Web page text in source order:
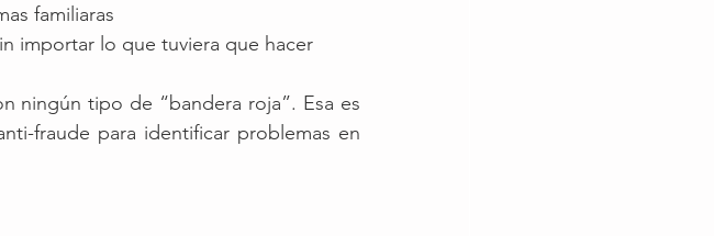
familiaras
importar lo que tuviera que hacer
ningún tipo de “bandera roja”. Esa es
fraude para identificar problemas en